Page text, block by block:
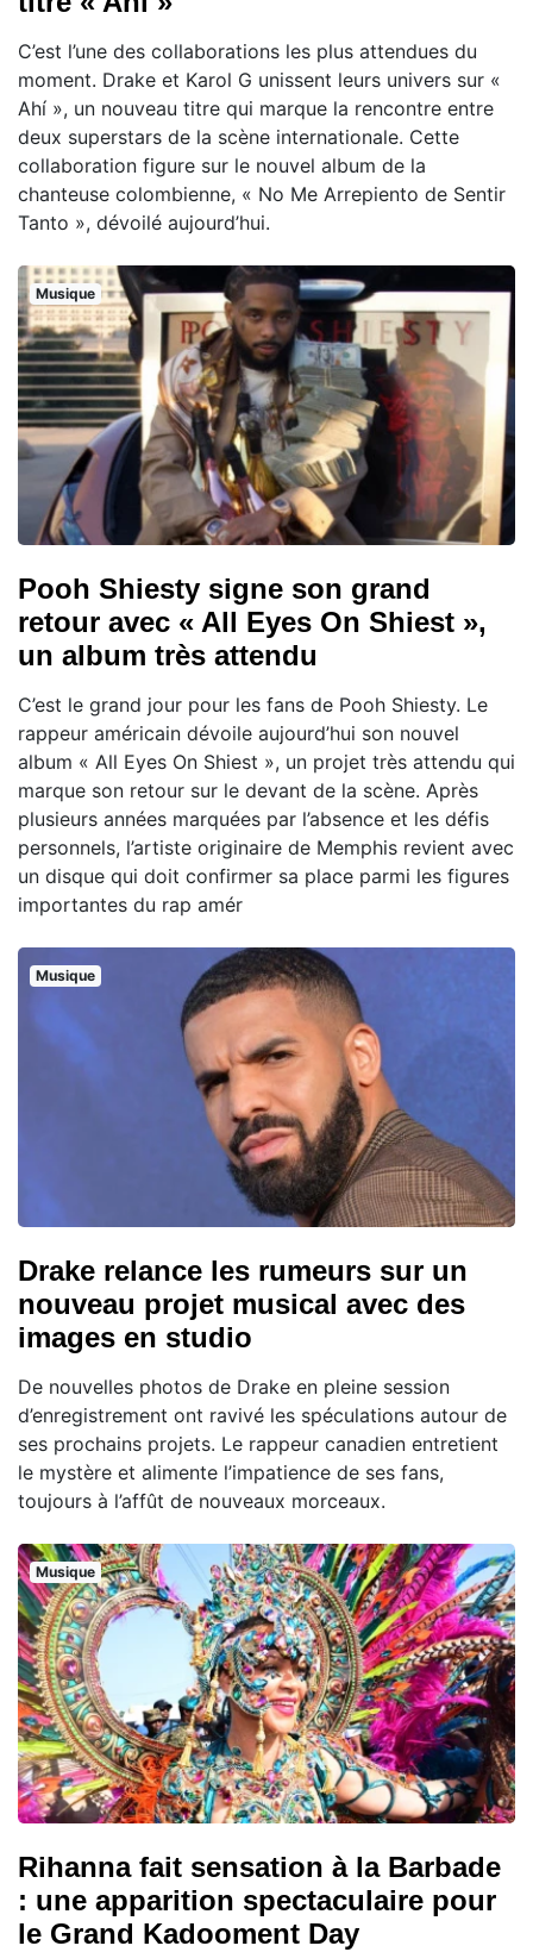
C’est l’une des collaborations les plus attendues du
moment. Drake et Karol G unissent leurs univers sur «
Ahí », un nouveau titre qui marque la rencontre entre
deux superstars de la scène internationale. Cette
collaboration figure sur le nouvel album de la
chanteuse colombienne, « No Me Arrepiento de Sentir
Tanto », dévoilé aujourd’hui.
Musique
Pooh Shiesty signe son grand
retour avec « All Eyes On Shiest »,
un album très attendu
C’est le grand jour pour les fans de Pooh Shiesty. Le
rappeur américain dévoile aujourd’hui son nouvel
album « All Eyes On Shiest », un projet très attendu qui
marque son retour sur le devant de la scène. Après
plusieurs années marquées par l’absence et les défis
personnels, l’artiste originaire de Memphis revient avec
un disque qui doit confirmer sa place parmi les figures
importantes du rap amér
Musique
Drake relance les rumeurs sur un
nouveau projet musical avec des
images en studio
De nouvelles photos de Drake en pleine session
d’enregistrement ont ravivé les spéculations autour de
ses prochains projets. Le rappeur canadien entretient
le mystère et alimente l’impatience de ses fans,
toujours à l’affût de nouveaux morceaux.
Musique
Rihanna fait sensation à la Barbade
: une apparition spectaculaire pour
le Grand Kadooment Day